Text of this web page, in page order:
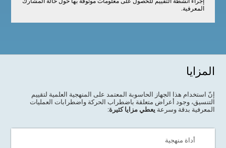
المعرفية.
المزايا
إنّ استخدام هذا الجهاز الحاسوبة المعتمد على المنهجية العلمية لتقييم
التنسيق، وجود أعراض متعلقة باضطراب الحركة واضطرابات العمليات
المعرفية بدقة وسرعة يعطي مزايا كثيرة:
أداة منهجية